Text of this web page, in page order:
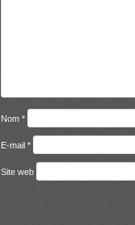
Nom *
E-mail *
Site web